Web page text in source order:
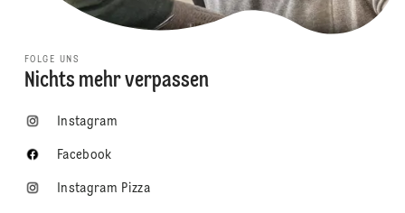
FOLGE UNS
Nichts mehr verpassen
Instagram
Facebook
Instagram Pizza